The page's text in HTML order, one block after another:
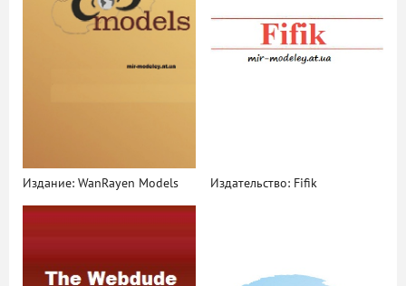
Издание: WanRayen Models Издательство: Fifik